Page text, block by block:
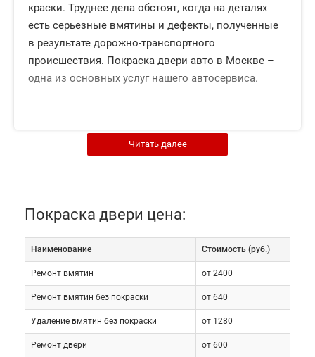
краски. Труднее дела обстоят, когда на деталях
есть серьезные вмятины и дефекты, полученные
в результате дорожно-транспортного
происшествия. Покраска двери авто в Москве –
одна из основных услуг нашего автосервиса.
Режим работы
21 часа, без
выходных дней.
Оставить заявку
Читать далее
Покраска двери цена:
Наименование Cтоимость (руб.)
Ремонт вмятин от 2400
Ремонт вмятин без покраски от 640
Удаление вмятин без покраски от 1280
Ремонт двери от 600